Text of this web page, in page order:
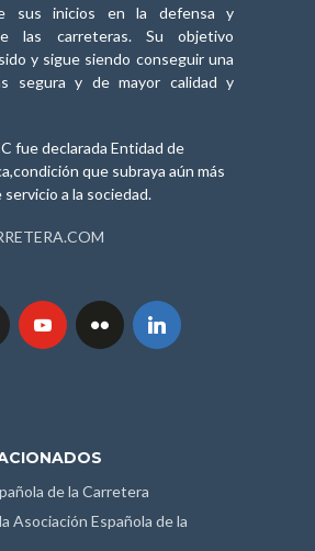
sus inicios en la defensa y
las carreteras. Su objetivo
y sigue siendo conseguir una
segura y de mayor calidad y
fue declarada Entidad de
que subraya aún más
a la sociedad.
de la Carretera
Asociación Española de la